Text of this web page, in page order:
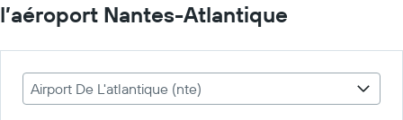
l’aéroport Nantes-Atlantique
Airport De L'atlantique (nte)